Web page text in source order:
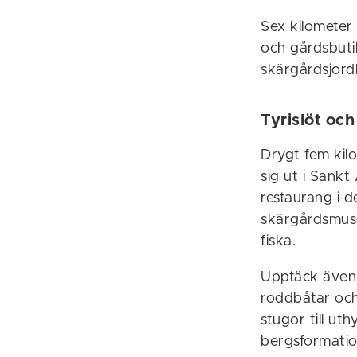
Sex
och
Tyrislöt
Drygt fem
sig ut i Sankt
restaurang i
fiska.
Upptäck
roddbåtar
stugor till